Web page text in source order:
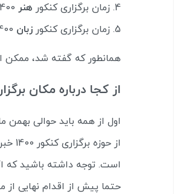
زمان برگزاری کنکور هنر
زمان برگزاری کنکور زبان
همانطور که گفته شد، ممکن
از کجا درباره مکان برگزاری کنکور 1400
از
است. توجه داشته باشید که
حتما پیش از اقدام نهایی از